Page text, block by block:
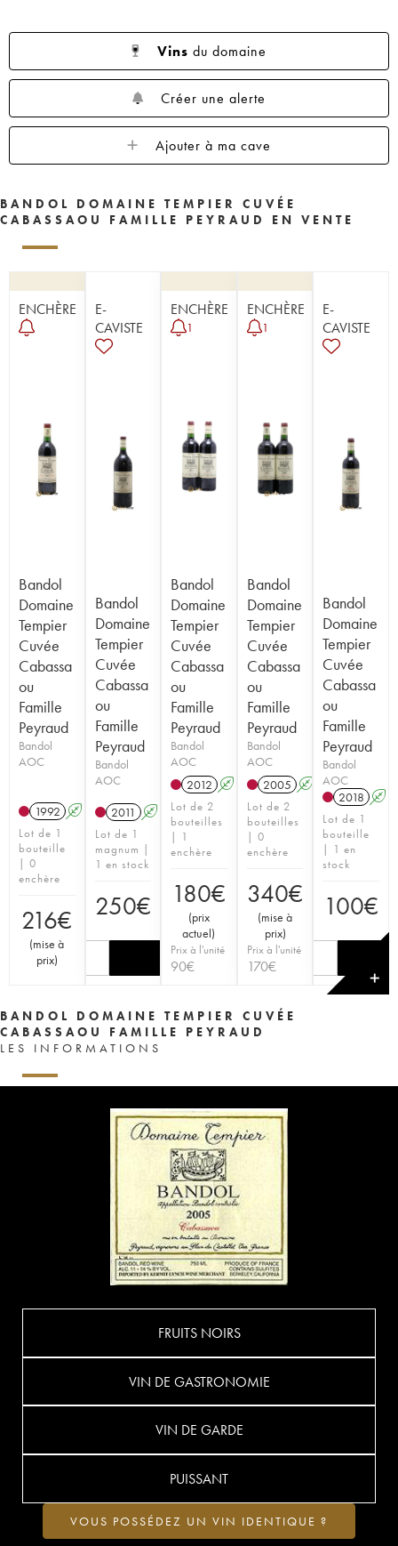
Vins du domaine
Créer une alerte
Ajouter à ma cave
BANDOL DOMAINE TEMPIER CUVÉE
CABASSAOU FAMILLE PEYRAUD EN VENTE
ENCHÈRE
Bandol
Domaine
Tempier
Cuvée
Cabassa
ou
Famille
Peyraud
Bandol
AOC
1992 A
Lot de 1
bouteille
| 0
enchère
216€
(mise à
prix)
E-
CAVISTE
Bandol
Domaine
Tempier
Cuvée
Cabassa
ou
Famille
Peyraud
Bandol
AOC
2011 A
Lot de 1
magnum |
1 en stock
250€
ENCHÈRE
1
Bandol
Domaine
Tempier
Cuvée
Cabassa
ou
Famille
Peyraud
Bandol
AOC
2012 A
Lot de 2
bouteilles
| 1
enchère
180€
(prix
actuel)
Prix à l'unité
90€
ENCHÈRE
1
Bandol
Domaine
Tempier
Cuvée
Cabassa
ou
Famille
Peyraud
Bandol
AOC
2005 A
Lot de 2
bouteilles
| 0
enchère
340€
(mise à
prix)
Prix à l'unité
170€
E-
CAVISTE
Bandol
Domaine
Tempier
Cuvée
Cabassa
ou
Famille
Peyraud
Bandol
AOC
2018 A
Lot de 1
bouteille
| 1 en
stock
100€
✕
BANDOL DOMAINE TEMPIER CUVÉE
CABASSAOU FAMILLE PEYRAUD
LES INFORMATIONS
FRUITS NOIRS
VIN DE GASTRONOMIE
VIN DE GARDE
PUISSANT
VOUS POSSÉDEZ UN VIN IDENTIQUE ?